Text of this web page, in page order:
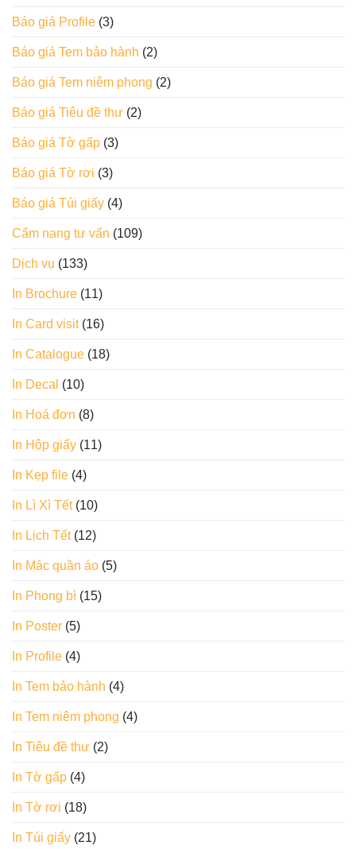
Báo giá Profile (3)
Báo giá Tem bảo hành (2)
Báo giá Tem niêm phong (2)
Báo giá Tiêu đề thư (2)
Báo giá Tờ gấp (3)
Báo giá Tờ rơi (3)
Báo giá Túi giấy (4)
Cẩm nang tư vấn (109)
Dịch vụ (133)
In Brochure (11)
In Card visit(16)
In Catalogue (18)
In Decal (10)
In Hoá đơn (8)
In Hộp giấy (11)
In Kẹp file (4)
In Lì Xì Tết(10)
In Lịch Tết(12)
In Mác quần áo (5)
In Phong bì (15)
In Poster (5)
In Profile (4)
In Tem bảo hành (4)
In Tem niêm phong (4)
In Tiêu đề thư (2)
In Tờ gấp (4)
In Tờ rơi (18)
In Túi giấy (21)